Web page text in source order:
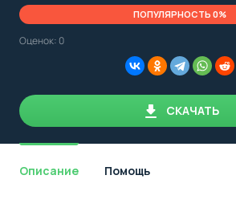
ПОПУЛЯРНОСТЬ 0%
Оценок: 0
СКАЧАТЬ
Описание Помощь